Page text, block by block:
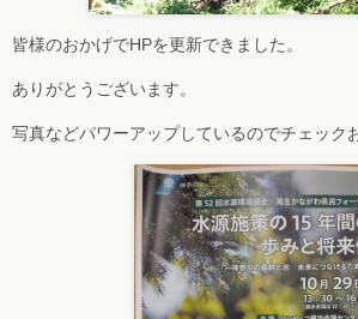
皆様のおかげでHPを更新できました。
ありがとうございます。
写真などパワーアップしているのでチェック